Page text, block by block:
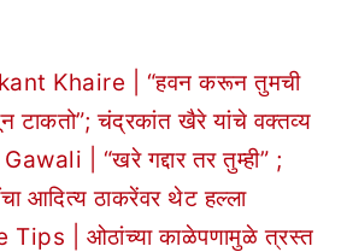
Khaire | “हवन करून तुमची
टाकतो”; चंद्रकांत खैरे यांचे वक्तव्य
| “खरे गद्दार तर तुम्ही” ;
आदित्य ठाकरेंवर थेट हल्ला
| ओठांच्या काळेपणामुळे त्रस्त